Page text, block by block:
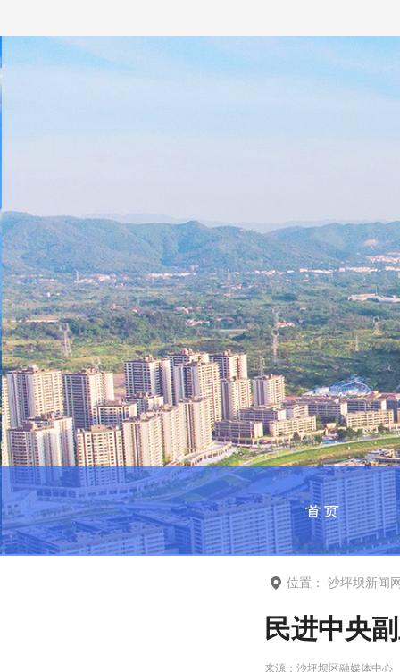
首页
位置： 沙坪坝新闻
民进中央
来源： 沙坪坝区融媒体中心